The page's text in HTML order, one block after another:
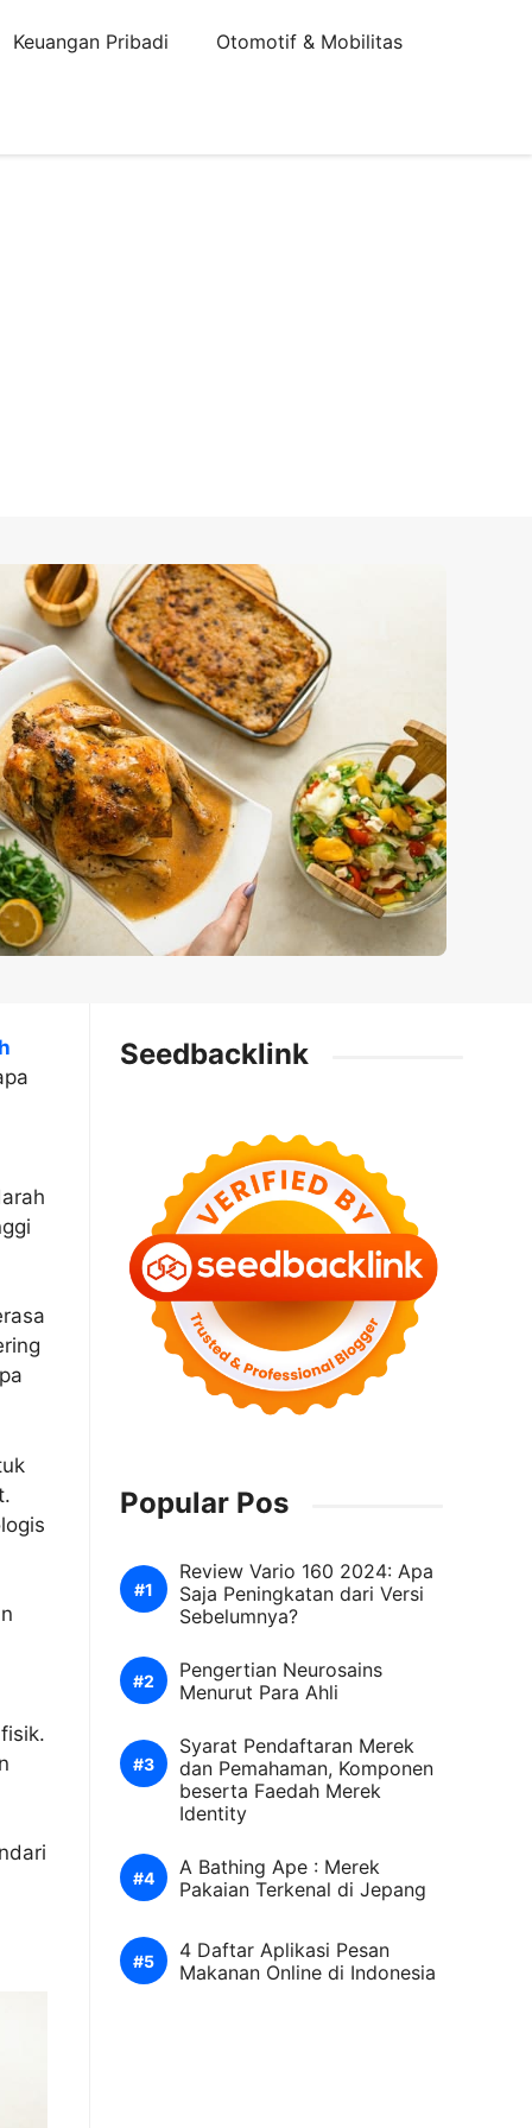
Keuangan Pribadi Otomotif & Mobilitas
Seedbacklink
Popular Pos
Review Vario 160 2024: Apa
Saja Peningkatan dari Versi
Sebelumnya?
Pengertian Neurosains
Menurut Para Ahli
Syarat Pendaftaran Merek
dan Pemahaman, Komponen
beserta Faedah Merek
Identity
A Bathing Ape : Merek
Pakaian Terkenal di Jepang
4 Daftar Aplikasi Pesan
Makanan Online di Indonesia